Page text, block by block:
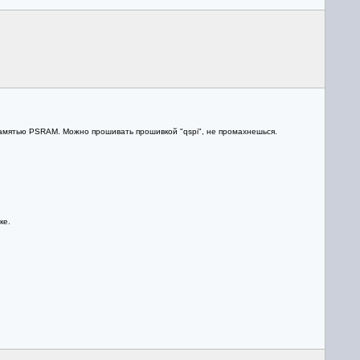
PSRAM. Можно прошивать прошивкой "qspi", не промахнешься.